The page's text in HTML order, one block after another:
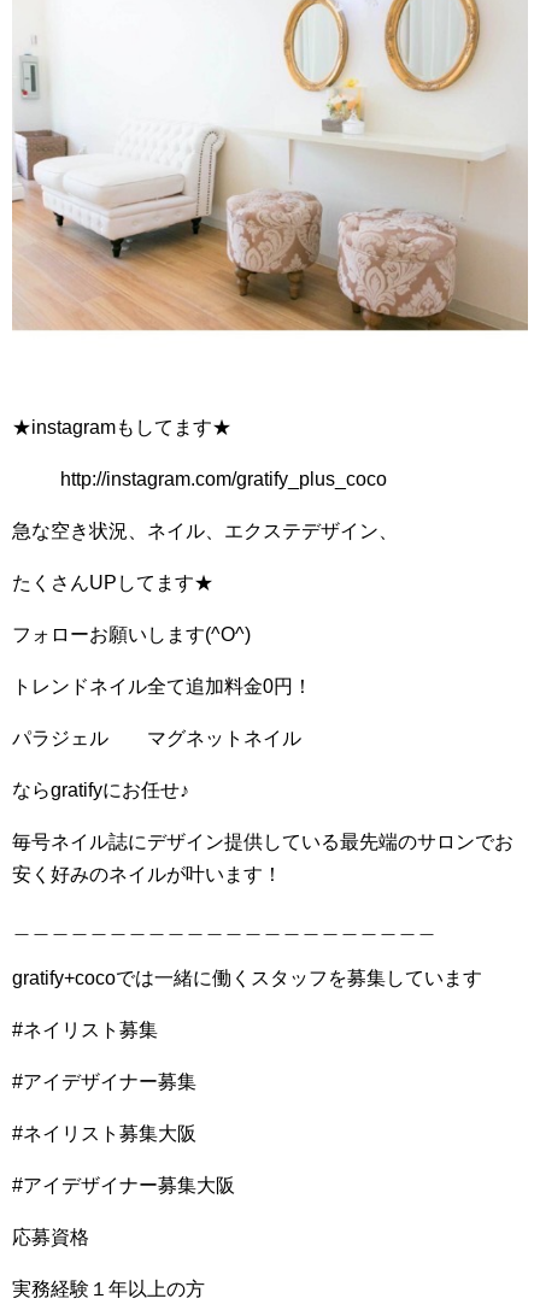
★instagramもしてます★
http://instagram.com/gratify_plus_coco
急な空き状況、ネイル、エクステデザイン、
たくさんUPしてます★
フォローお願いします(^O^)
トレンドネイル全て追加料金0円！
パラジェル マグネットネイル
ならgratifyにお任せ♪
毎号ネイル誌にデザイン提供している最先端のサロンでお
安く好みのネイルが叶います！
gratify+cocoでは一緒に働くスタッフを募集しています
#ネイリスト募集
#アイデザイナー募集
#ネイリスト募集大阪
#アイデザイナー募集大阪
応募資格
実務経験１年以上の方